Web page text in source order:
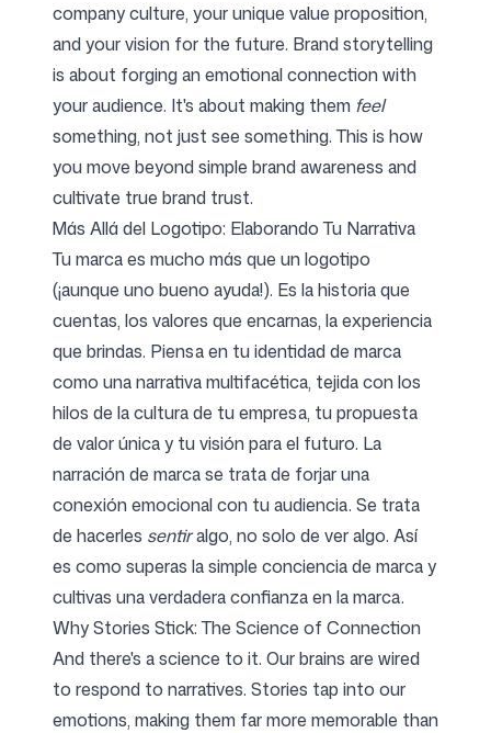
company culture, your unique value proposition,
and your vision for the future. Brand storytelling
is about forging an emotional connection with
your audience. It's about making them feel
something, not just see something. This is how
you move beyond simple brand awareness and
cultivate true brand trust.
Más Allá del Logotipo: Elaborando Tu Narrativa
Tu marca es mucho más que un logotipo
(¡aunque uno bueno ayuda!). Es la historia que
cuentas, los valores que encarnas, la experiencia
que brindas. Piensa en tu identidad de marca
como una narrativa multifacética, tejida con los
hilos de la cultura de tu empresa, tu propuesta
de valor única y tu visión para el futuro. La
narración de marca se trata de forjar una
conexión emocional con tu audiencia. Se trata
de hacerles sentiralgo, no solo de ver algo. Así
es como superas la simple conciencia de marca y
cultivas una verdadera confianza en la marca.
Why Stories Stick: The Science of Connection
And there's a science to it. Our brains are wired
to respond to narratives. Stories tap into our
emotions, making them far more memorable than